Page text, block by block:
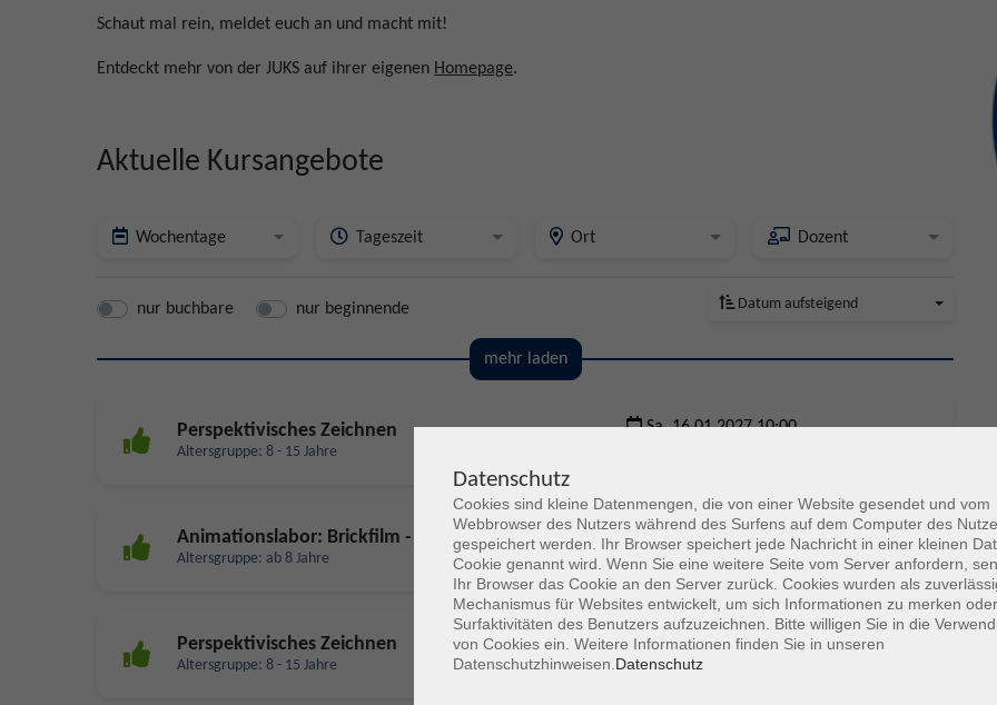
Schaut mal rein, meldet euch an und macht mit!
Entdeckt mehr von der JUKS auf ihrer eigenen Homepage.
Aktuelle Kursangebote
Wochentage Tageszeit Ort Dozent
nur buchbare nur beginnende Datum aufsteigend
mehr laden
Perspektivisches Zeichnen
Altersgruppe: 8 - 15 Jahre
Sa. 16.01.2027 10:00
Animationslabor: Brickfilm - Trickfilmworkshop
Altersgruppe: ab 8 Jahre
Sa. 16.01.2027 11:00
Hanau
Perspektivisches Zeichnen
Altersgruppe: 8 - 15 Jahre
Sa. 16.01.2027 14:00
Hanau
Datenschutz
Cookies sind kleine Datenmengen, die von einer Website gesendet und vom
Webbrowser des Nutzers während des Surfens auf dem Computer des
gespeichert werden. Ihr Browser speichert jede Nachricht in einer kleinen
Cookie genannt wird. Wenn Sie eine weitere Seite vom Server anfordern,
Ihr Browser das Cookie an den Server zurück. Cookies wurden als
Mechanismus für Websites entwickelt, um sich Informationen zu merken
Surfaktivitäten des Benutzers aufzuzeichnen. Bitte willigen Sie in die
von Cookies ein. Weitere Informationen finden Sie in unseren
Datenschutzhinweisen. Datenschutz